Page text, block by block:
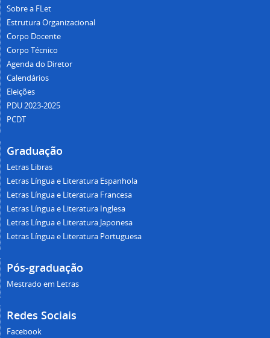
Sobre a FLet
Estrutura Organizacional
Corpo Docente
Corpo Técnico
Agenda do Diretor
Calendários
Eleições
PDU 2023-2025
PCDT
Graduação
Letras Libras
Letras Língua e Literatura Espanhola
Letras Língua e Literatura Francesa
Letras Língua e Literatura Inglesa
Letras Língua e Literatura Japonesa
Letras Língua e Literatura Portuguesa
Pós-graduação
Mestrado em Letras
Redes Sociais
Facebook